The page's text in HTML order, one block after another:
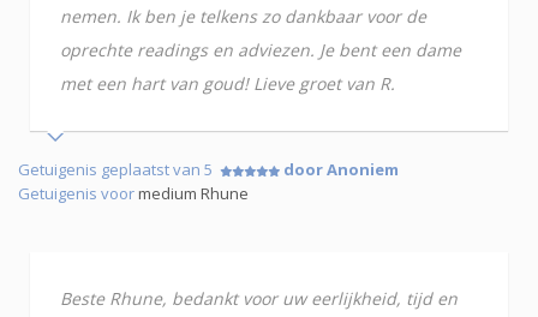
nemen. Ik ben je telkens zo dankbaar voor de
oprechte readings en adviezen. Je bent een dame
met een hart van goud! Lieve groet van R.
Getuigenis geplaatst van 5
door Anoniem
Getuigenis voormedium Rhune
Beste Rhune, bedankt voor uw eerlijkheid, tijd en